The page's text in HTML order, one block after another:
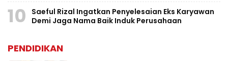
10
Saeful Rizal Ingatkan Penyelesaian Eks Karyawan
Demi Jaga Nama Baik Induk Perusahaan
PENDIDIKAN